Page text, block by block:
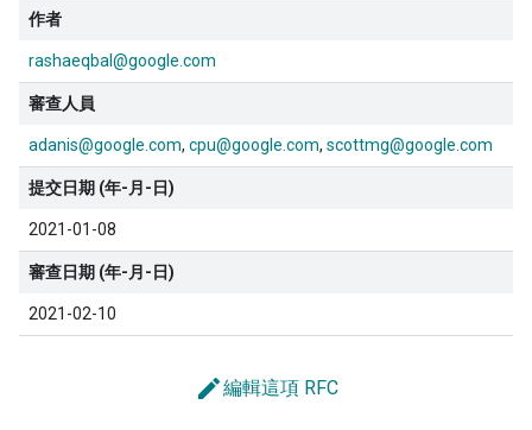
作者
rashaeqbal@google.com
審查人員
adanis@google.com cpu@google.com scottmg@google.com
提交日期 (年-月-日)
2021-01-08
審查日期 (年-月-日)
2021-02-10
edit編輯這項 RFC